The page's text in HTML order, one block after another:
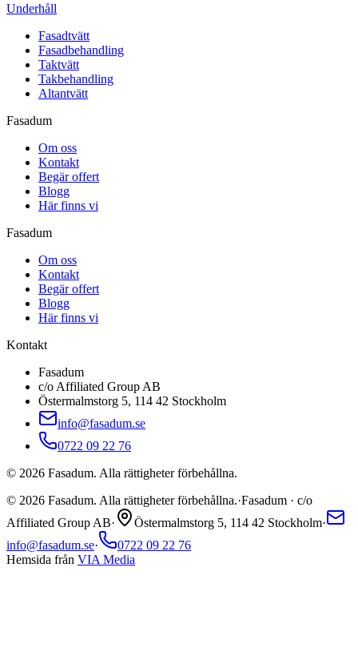
Underhåll
Fasadtvätt
Fasadbehandling
Taktvätt
Takbehandling
Altantvätt
Fasadum
Om oss
Kontakt
Begär offert
Blogg
Här finns vi
Fasadum
Om oss
Kontakt
Begär offert
Blogg
Här finns vi
Kontakt
Fasadum
c/o Affiliated Group AB
Östermalmstorg 5, 114 42 Stockholm
info@fasadum.se
0722 09 22 76
© 2026 Fasadum. Alla rättigheter förbehållna.
© 2026 Fasadum. Alla rättigheter förbehållna.·Fasadum · c/o
Affiliated Group AB· Östermalmstorg 5, 114 42 Stockholm·
info@fasadum.se·
0722 09 22 76
Hemsida från VIA Media